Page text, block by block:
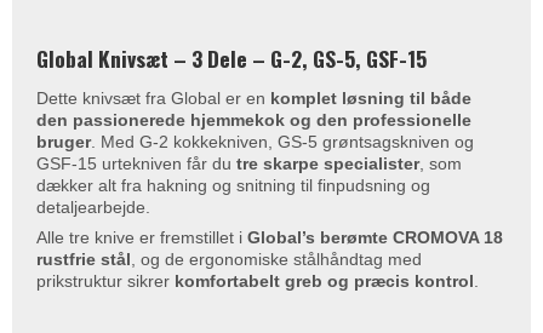
Global Knivsæt – 3 Dele – G-2, GS-5, GSF-15
Dette knivsæt fra Global er en komplet løsning til både
den passionerede hjemmekok og den professionelle
bruger. Med G-2 kokkekniven, GS-5 grøntsagskniven og
GSF-15 urtekniven får du tre skarpe specialister, som
dækker alt fra hakning og snitning til finpudsning og
detaljearbejde.
Alle tre knive er fremstillet i Global’s berømte CROMOVA 18
rustfrie stål , og de ergonomiske stålhåndtag med
prikstruktur sikrer komfortabelt greb og præcis kontrol